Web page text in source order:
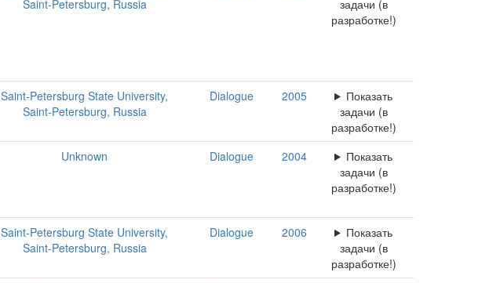
Saint-Petersburg, Russia
задачи (в
разработке!)
Saint-Petersburg State University,
Saint-Petersburg, Russia
Dialogue 2005
Показать
задачи (в
разработке!)
Unknown Dialogue 2004
Показать
задачи (в
разработке!)
Saint-Petersburg State University,
Saint-Petersburg, Russia
Dialogue 2006
Показать
задачи (в
разработке!)